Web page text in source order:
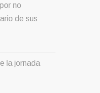
no
de sus
la jornada